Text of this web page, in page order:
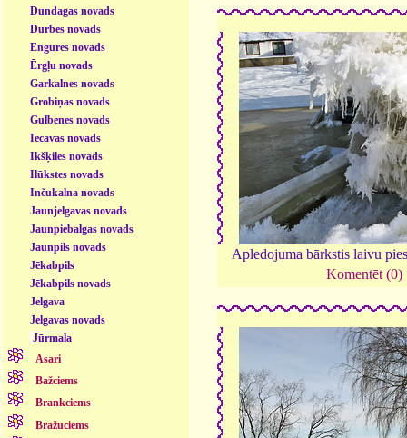
Dundagas novads
Durbes novads
Engures novads
Ērgļu novads
Garkalnes novads
Grobiņas novads
Gulbenes novads
Iecavas novads
Ikšķiles novads
Ilūkstes novads
Inčukalna novads
Jaunjelgavas novads
Jaunpiebalgas novads
Jaunpils novads
Jēkabpils
Jēkabpils novads
Jelgava
Jelgavas novads
Jūrmala
Asari
Bažciems
Brankciems
Bražuciems
Apledojuma bārkstis laivu
Komentēt (0)